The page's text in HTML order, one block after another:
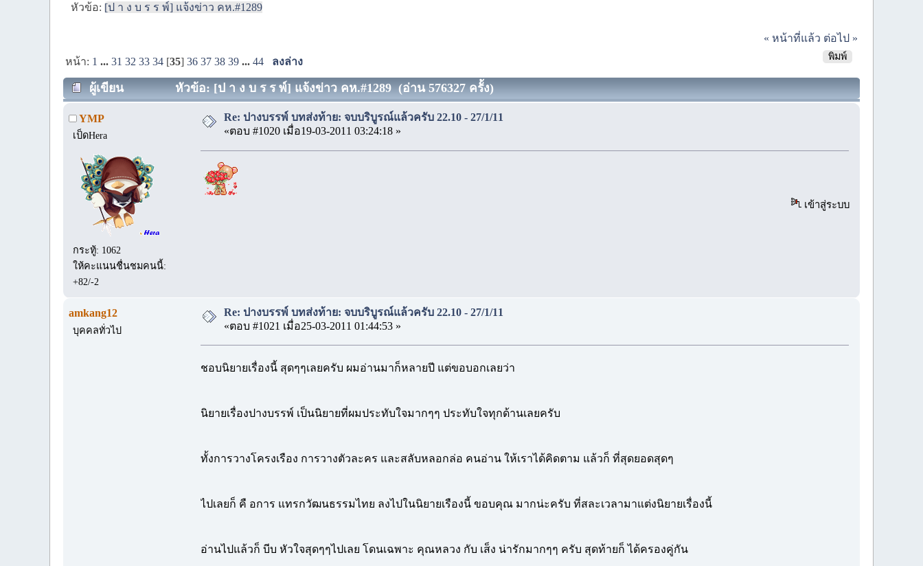
หัวข้อ: [ป า ง บ ร ร พ์] แจ้งข่าว คห.#1289
« หน้าที่แล้ว ต่อไป »
พิมพ์
หน้า: 1 ...31 32 33 34 [35]36 37 38 39 ...44 ลงล่าง
ผู้เขียน หัวข้อ: [ป า ง บ ร ร พ์] แจ้งข่าว คห.#1289 (อ่าน 576327 ครั้ง)
YMP
เป็ดHera
กระทู้: 1062
ให้คะแนนชื่นชมคนนี้:
+82/-2
Re: ปางบรรพ์ บทส่งท้าย: จบบริบูรณ์แล้วครับ 22.10 - 27/1/11
«ตอบ #1020 เมื่อ19-03-2011 03:24:18 »
เข้าสู่ระบบ
amkang12
บุคคลทั่วไป
Re: ปางบรรพ์ บทส่งท้าย: จบบริบูรณ์แล้วครับ 22.10 - 27/1/11
«ตอบ #1021 เมื่อ25-03-2011 01:44:53 »
ชอบนิยายเรื่องนี้ สุดๆๆเลยครับ ผมอ่านมาก็หลายปี แต่ขอบอกเลยว่า
นิยายเรื่องปางบรรพ์ เป็นนิยายที่ผมประทับใจมากๆๆ ประทับใจทุกด้านเลยครับ
ทั้งการวางโครงเรือง การวางตัวละคร และสลับหลอกล่อ คนอ่าน ให้เราได้คิดตาม แล้วก็ ที่สุดยอดสุดๆ
ไปเลยก็ คื อการ แทรกวัฒนธรรมไทย ลงไปในนิยายเรืองนี้ ขอบคุณ มากน่ะครับ ที่สละเวลามาแต่งนิยายเรื่องนี้
อ่านไปแล้วก็ บีบ หัวใจสุดๆๆไปเลย โดนเฉพาะ คุณหลวง กับ เส็ง น่ารักมากๆๆ ครับ สุดท้ายก็ ได้ครองคู่กัน